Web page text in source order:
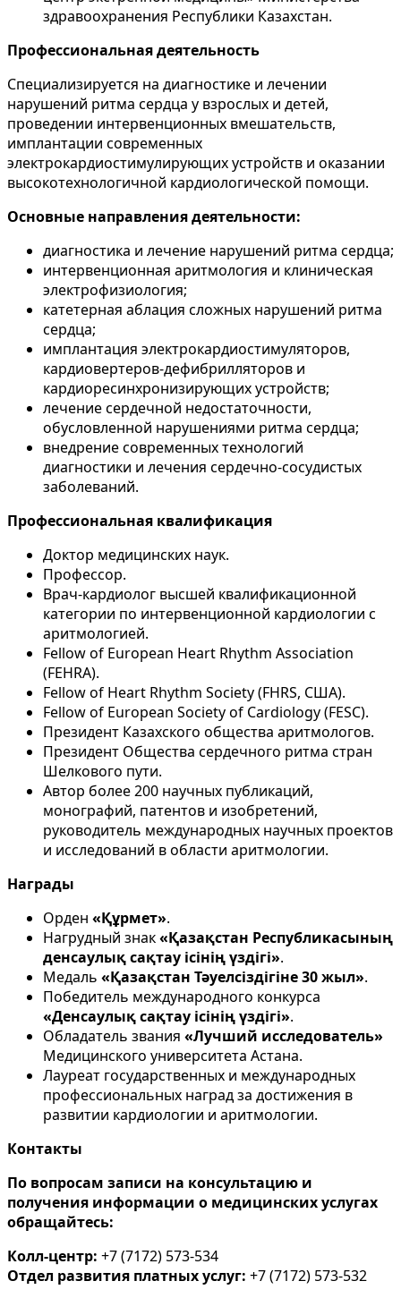
здравоохранения Республики Казахстан.
Профессиональная деятельность
Специализируется на диагностике и лечении
нарушений ритма сердца у взрослых и детей,
проведении интервенционных вмешательств,
имплантации современных
электрокардиостимулирующих устройств и оказании
высокотехнологичной кардиологической помощи.
Основные направления деятельности:
диагностика и лечение нарушений ритма сердца;
интервенционная аритмология и клиническая
электрофизиология;
катетерная аблация сложных нарушений ритма
сердца;
имплантация электрокардиостимуляторов,
кардиовертеров-дефибрилляторов и
кардиоресинхронизирующих устройств;
лечение сердечной недостаточности,
обусловленной нарушениями ритма сердца;
внедрение современных технологий
диагностики и лечения сердечно-сосудистых
заболеваний.
Профессиональная квалификация
Доктор медицинских наук.
Профессор.
Врач-кардиолог высшей квалификационной
категории по интервенционной кардиологии с
аритмологией.
Fellow of European Heart Rhythm Association
(FEHRA).
Fellow of Heart Rhythm Society (FHRS, США).
Fellow of European Society of Cardiology (FESC).
Президент Казахского общества аритмологов.
Президент Общества сердечного ритма стран
Шелкового пути.
Автор более 200 научных публикаций,
монографий, патентов и изобретений,
руководитель международных научных проектов
и исследований в области аритмологии.
Награды
Орден «Құрмет».
Нагрудный знак«Қазақстан Республикасының
денсаулық сақтау ісінің үздігі».
Медаль «Қазақстан Тәуелсіздігіне 30 жыл».
Победитель международного конкурса
«Денсаулық сақтау ісінің үздігі».
Обладатель звания «Лучший исследователь»
Медицинского университета Астана.
Лауреат государственных и международных
профессиональных наград за достижения в
развитии кардиологии и аритмологии.
Контакты
По вопросам записи на консультацию и
получения информации о медицинских услугах
обращайтесь:
Колл-центр: +7 (7172) 573-534
Отдел развития платных услуг: +7 (7172) 573-532